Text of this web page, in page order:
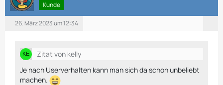
Kunde
26. März 2023 um 12:34
Zitat von kelly
Je nach Userverhalten kann man sich da schon unbeliebt
machen.